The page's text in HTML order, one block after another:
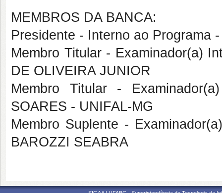
MEMBROS DA BANCA:
Presidente - Interno ao Programa
Membro Titular - Examinador(a)
DE OLIVEIRA JUNIOR
Membro Titular -
SOARES - UNIFAL-MG
Membro Suplente -
BAROZZI SEABRA